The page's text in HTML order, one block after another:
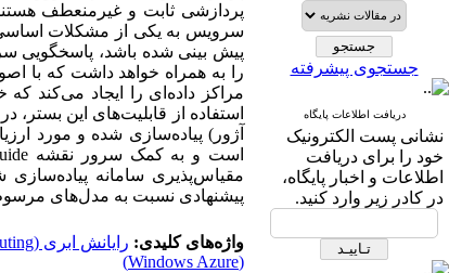
جستجوی پیشرفته
دریافت اطلاعات پایگاه
نشانی پست الکترونیک
خود را برای دریافت
اطلاعات و اخبار پایگاه،
در کادر زیر وارد کنید.
پردازشی ثابت و غیرمنعطف
سرویس به یکی از مشکلات اساسی
پیش بینی شده باشد، پاسخگویی
را به همراه خواهد داشت که با
مراکز داده‌ای را ایجاد می‌کند
استفاده از قابلیت‌های این
آژور) پیاده‌سازی شده و مورد
مقیاس‌پذیری سامانه
پیشنهادی نسبت به مدل‌های
واژه‌های کلیدی: رایانش ابری (Cloud Computing)
(Windows Azure)